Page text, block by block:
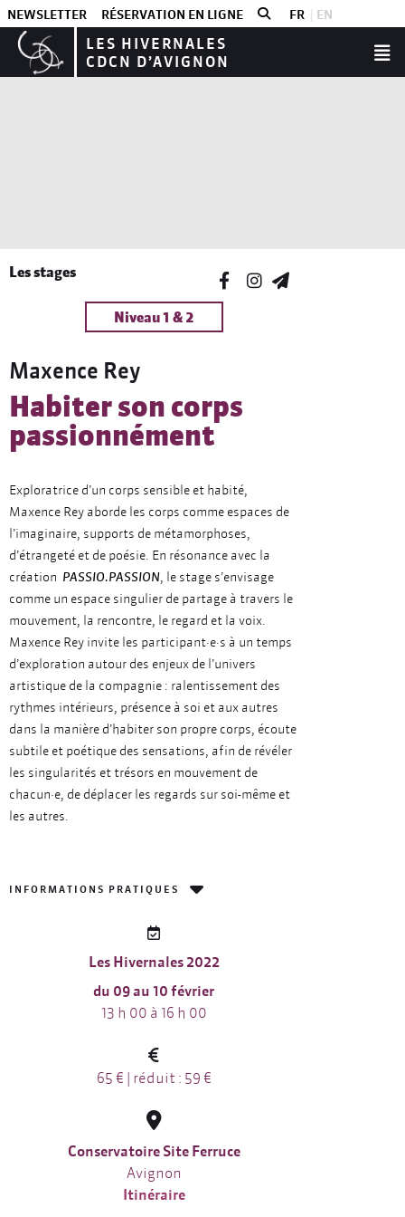
NEWSLETTER RÉSERVATION EN LIGNE FR EN
LES HIVERNALES
CDCN D’AVIGNON
Les stages
Niveau 1 & 2
Maxence Rey
Habiter son corps
passionnément
Exploratrice d’un corps sensible et habité,
Maxence Rey aborde les corps comme espaces de
l’imaginaire, supports de métamorphoses,
d’étrangeté et de poésie. En résonance avec la
création PASSIO.PASSION, le stage s’envisage
comme un espace singulier de partage à travers le
mouvement, la rencontre, le regard et la voix.
Maxence Rey invite les participant·e·s à un temps
d’exploration autour des enjeux de l’univers
artistique de la compagnie : ralentissement des
rythmes intérieurs, présence à soi et aux autres
dans la manière d’habiter son propre corps, écoute
subtile et poétique des sensations, afin de révéler
les singularités et trésors en mouvement de
chacun·e, de déplacer les regards sur soi-même et
les autres.
INFORMATIONS PRATIQUES
Les Hivernales 2022
du 09 au 10 février
13 h 00 à 16 h 00
65 € | réduit : 59 €
Conservatoire Site Ferruce
Avignon
Itinéraire